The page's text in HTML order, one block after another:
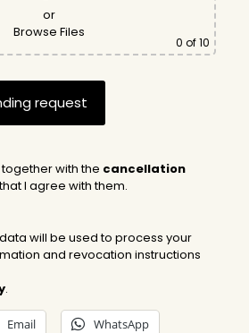
or
Browse Files
0 of 10
with the cancellation
I agree with them.
will be used to process your
and revocation instructions
.
Email WhatsApp